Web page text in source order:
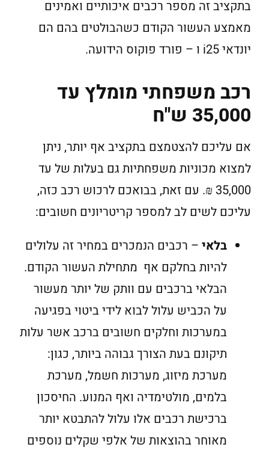
בתקציב זה מספר רכבים איכותיים ואמינים
מאמצע העשור הקודם כשהבולטים בהם הם
יונדאי i25 ו – פורד פוקוס הידועה.
רכב משפחתי מומלץ עד
35,000 ש"ח
אם עליכם להצטמצם בתקציב אף יותר, ניתן
למצוא מכוניות משפחתיות גם בעלות של עד
35,000 ₪. עם זאת, בבואכם לרכוש רכב כזה,
עליכם לשים לב למספר קריטריונים חשובים:
בלאי – רכבים הנמכרים במחיר זה עלולים
להיות בחלקם אף מתחילת העשור הקודם.
הבלאי ברכבים עם וותק של יותר מעשור
על הכביש עלול לבוא לידי ביטוי בפגיעה
במערכות וחלקים חשובים ברכב אשר עלות
תיקונם בעת הצורך גבוהה ביותר, כגון:
מערכת מיזוג, מערכות חשמל, מערכת
בלמים, מולטימדיה ואף המנוע. החיסכון
ברכישת רכבים אלו עלול להתבטא יותר
מאוחר בהוצאות של אלפי שקלים נוספים